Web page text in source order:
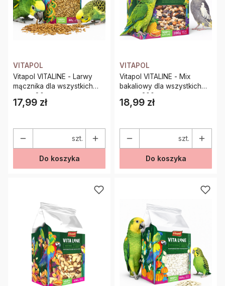
VITAPOL
Vitapol VITALINE - Larwy
mącznika dla wszystkich
papug 80g
Cena
17,99 zł
szt.
Do koszyka
VITAPOL
Vitapol VITALINE - Mix
bakaliowy dla wszystkich
papug 200g
Cena
18,99 zł
szt.
Do koszyka